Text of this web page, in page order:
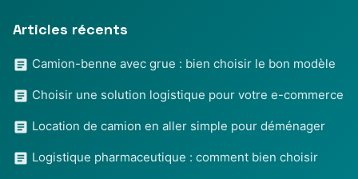
Articles récents
Camion-benne avec grue : bien choisir le bon modèle
Choisir une solution logistique pour votre e-commerce
Location de camion en aller simple pour déménager
Logistique pharmaceutique : comment bien choisir